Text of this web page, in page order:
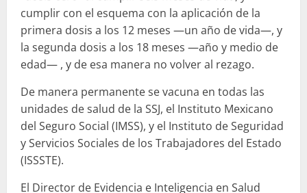
cumplir con el esquema con la aplicación de la
primera dosis a los 12 meses —un año de vida—, y
la segunda dosis a los 18 meses —año y medio de
edad— , y de esa manera no volver al rezago.
De manera permanente se vacuna en todas las
unidades de salud de la SSJ, el Instituto Mexicano
del Seguro Social (IMSS), y el Instituto de Seguridad
y Servicios Sociales de los Trabajadores del Estado
(ISSSTE).
El Director de Evidencia e Inteligencia en Salud